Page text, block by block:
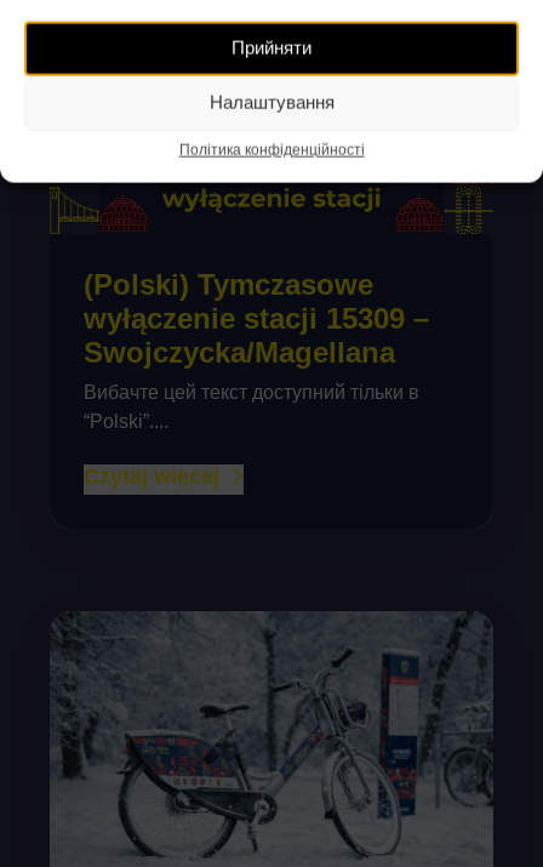
Прийняти
Налаштування
Політика конфіденційності
(Polski) Tymczasowe
wyłączenie stacji 15309 –
Swojczycka/Magellana
Вибачте цей текст доступний тільки в
“Polski”....
Czytaj więcej